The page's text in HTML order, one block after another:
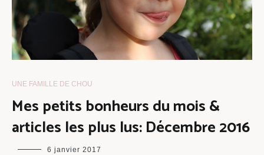
UNE FAMILLE DE CHOU
Mes petits bonheurs du mois &
articles les plus lus: Décembre 2016
maman
6 janvier 2017